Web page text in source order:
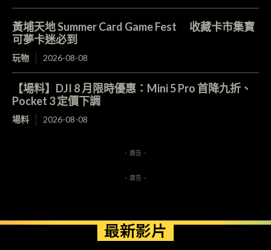
黃埔天地 Summer Card Game Fest 收藏卡市集寶
可夢卡迷必到
玩物 2026-08-08
【場料】DJI 8 月限時優惠：Mini 5 Pro 首降九折、
Pocket 3 定價下調
場料 2026-08-08
- 廣告 -
- 廣告 -
最新影片